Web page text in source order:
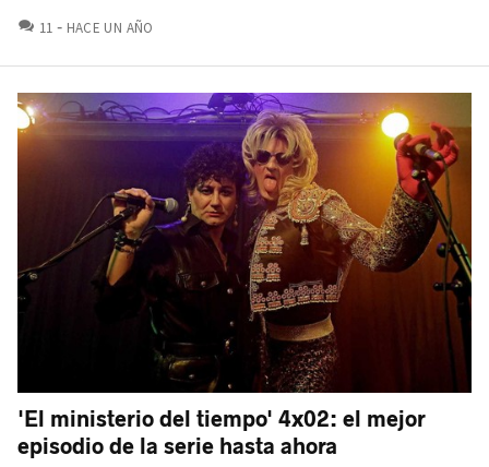
11 COMENTARIOS
HACE UN AÑO
'El ministerio del tiempo' 4x02: el mejor
episodio de la serie hasta ahora